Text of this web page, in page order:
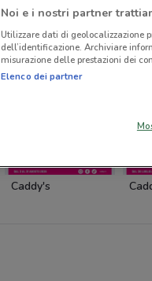
Caddy's
Noi e i nostri partner
Utilizzare dati di geolocalizzazione
dell’identificazione. Archiviare
misurazione delle prestazioni dei
Elenco dei partner